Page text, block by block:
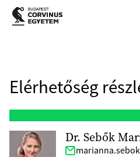
Elérhetőség
Dr. Sebők